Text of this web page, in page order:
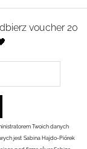
voucher 20
Twoich danych
jest Sabina Hajdo-Piórek